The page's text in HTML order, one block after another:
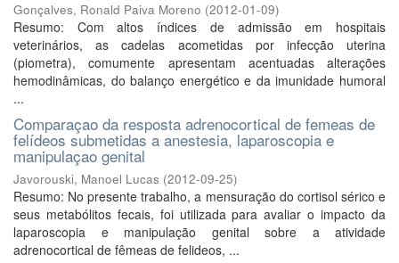
Gonçalves, Ronald Paiva Moreno (2012-01-09)
Resumo: Com altos índices de admissão em hospitais
veterinários, as cadelas acometidas por infecção uterina
(piometra), comumente apresentam acentuadas alterações
hemodinâmicas, do balanço energético e da imunidade humoral
...
Comparaçao da resposta adrenocortical de femeas de
felídeos submetidas a anestesia, laparoscopia e
manipulaçao genital
Javorouski, Manoel Lucas (2012-09-25)
Resumo: No presente trabalho, a mensuração do cortisol sérico e
seus metabólitos fecais, foi utilizada para avaliar o impacto da
laparoscopia e manipulação genital sobre a atividade
adrenocortical de fêmeas de felideos, ...